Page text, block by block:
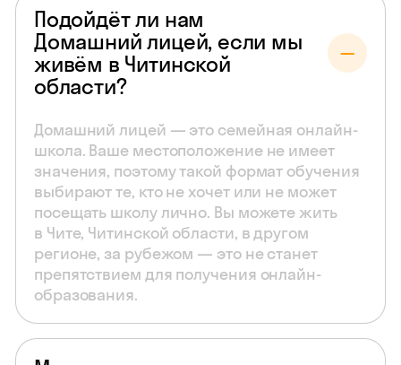
Подойдёт ли нам
Домашний лицей, если мы
живём в Читинской
области?
Домашний лицей — это семейная онлайн-
школа. Ваше местоположение не имеет
значения, поэтому такой формат обучения
выбирают те, кто не хочет или не может
посещать школу лично. Вы можете жить
в Чите, Читинской области, в другом
регионе, за рубежом — это не станет
препятствием для получения онлайн-
образования.